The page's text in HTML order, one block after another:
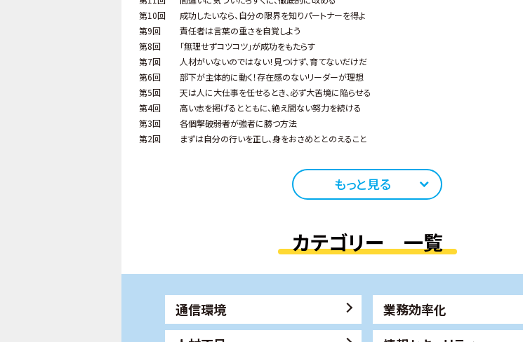
第10回
成功したいなら、自分の限界を知りパートナーを得よ
第9回
責任者は言葉の重さを自覚しよう
第8回
「無理せずコツコツ」が成功をもたらす
第7回
人材がいないのではない！見つけず、育てないだけだ
第6回
部下が主体的に動く！存在感のないリーダーが理想
第5回
天は人に大仕事を任せるとき、必ず大苦境に陥らせる
第4回
高い志を掲げるとともに、絶え間ない努力を続ける
第3回
各個撃破――弱者が強者に勝つ方法
第2回
まずは自分の行いを正し、身をおさめととのえること
もっと見る
カテゴリー 一覧
通信環境
業務効率化